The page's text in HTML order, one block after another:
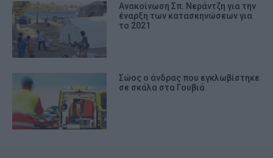
Ανακοίνωση Σπ. Νεράντζη για την
έναρξη των κατασκηνώσεων για
το 2021
Σώος ο άνδρας που εγκλωβίστηκε
σε σκάλα στα Γουβιά